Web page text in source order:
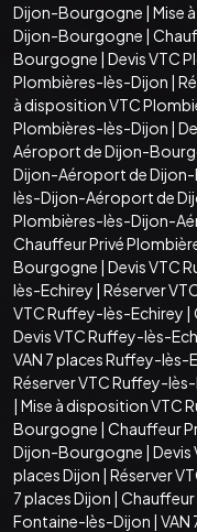
Dijon-Bourgogne | Mise
Dijon-Bourgogne |
Bourgogne | Devis VTC
Plombières-lès-Dijon |
à disposition VTC
Plombières-lès-Dijon |
Aéroport de Dijon-
Dijon-Aéroport de
lès-Dijon-Aéroport de
Plombières-lès-Dijon-
Chauffeur Privé
Bourgogne | Devis VTC
lès-Echirey | Réserver
VTC Ruffey-lès-Echirey |
Devis VTC Ruffey-lès-
VAN 7 places Ruffey-
Réserver VTC Ruffey-
| Mise à disposition VTC
Bourgogne | Chauffeur
Dijon-Bourgogne | Devis
places Dijon | Réserver
7 places Dijon | Chauffeur
Fontaine-lès-Dijon | VAN